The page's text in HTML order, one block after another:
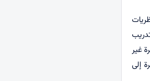
غير
إلى